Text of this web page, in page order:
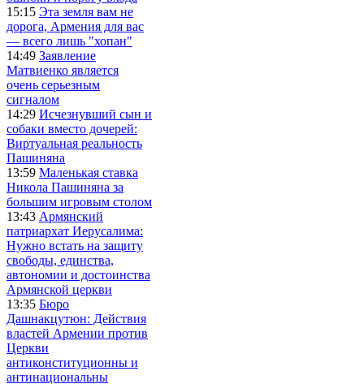
15:15 Эта земля вам не
дорога, Армения для вас
— всего лишь "хопан"
14:49 Заявление
Матвиенко является
очень серьезным
сигналом
14:29 Исчезнувший сын и
собаки вместо дочерей:
Виртуальная реальность
Пашиняна
13:59 Маленькая ставка
Никола Пашиняна за
большим игровым столом
13:43 Армянский
патриархат Иерусалима:
Нужно встать на защиту
свободы, единства,
автономии и достоинства
Армянской церкви
13:35 Бюро
Дашнакцутюн: Действия
властей Армении против
Церкви
антиконституционны и
антинациональны